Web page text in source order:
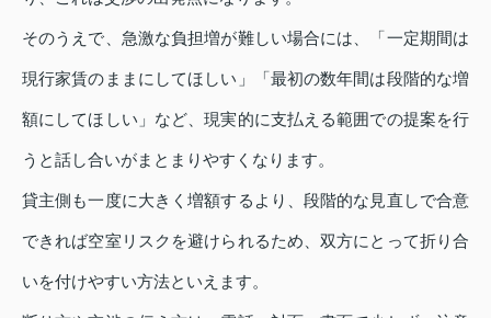
そのうえで、急激な負担増が難しい場合には、「一定期間は
現行家賃のままにしてほしい」「最初の数年間は段階的な増
額にしてほしい」など、現実的に支払える範囲での提案を行
うと話し合いがまとまりやすくなります。
貸主側も一度に大きく増額するより、段階的な見直しで合意
できれば空室リスクを避けられるため、双方にとって折り合
いを付けやすい方法といえます。